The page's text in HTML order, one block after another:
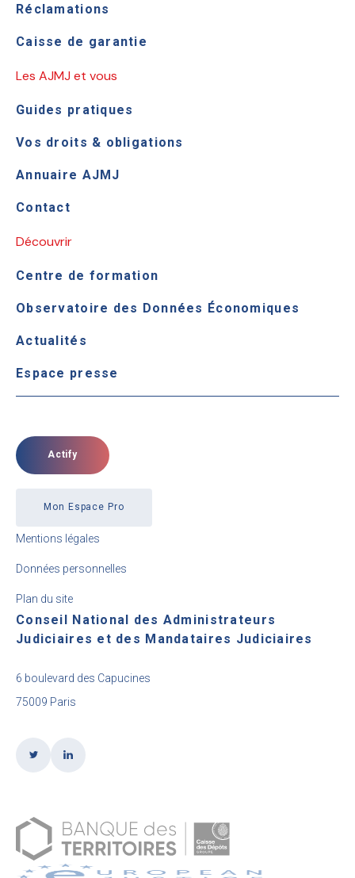
Réclamations
Caisse de garantie
Les AJMJ et vous
Guides pratiques
Vos droits & obligations
Annuaire AJMJ
Contact
Découvrir
Centre de formation
Observatoire des Données Économiques
Actualités
Espace presse
Actify
Mon Espace Pro
Mentions légales
Données personnelles
Plan du site
Conseil National des Administrateurs
Judiciaires et des Mandataires Judiciaires
6 boulevard des Capucines
75009 Paris